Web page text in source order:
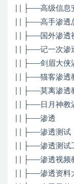
| | ├──高级信息
| | ├──高手渗透
| | ├──国外渗透
| | ├──记一次渗
| | ├──剑眉大侠
| | ├──猫客渗透
| | ├──莫离渗透
| | ├──日月神教
| | ├──渗透
| | ├──渗透测试
| | ├──渗透测试
| | ├──渗透视频
| | ├──渗透资料